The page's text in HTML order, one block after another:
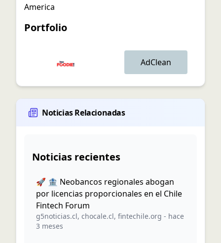
America
Portfolio
AdClean
Noticias Relacionadas
Noticias recientes
🚀 🏦 Neobancos regionales abogan
por licencias proporcionales en el Chile
Fintech Forum
g5noticias.cl, chocale.cl, fintechile.org - hace
3 meses